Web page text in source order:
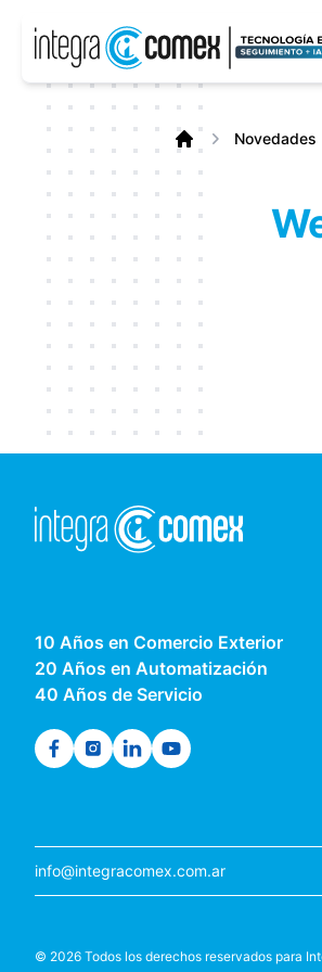
Novedades
10 Años en Comercio Exterior
20 Años en Automatización
40 Años de Servicio
info@integracomex.com.ar
© 2026 Todos los derechos reservados para